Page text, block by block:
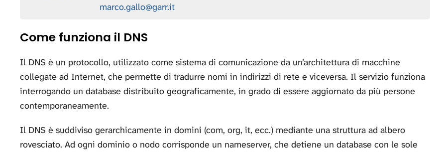
marco.gallo@garr.it
Come funziona il DNS
Il DNS è un protocollo, utilizzato come sistema di comunicazione da un’architettura di macchine
collegate ad Internet, che permette di tradurre nomi in indirizzi di rete e viceversa. Il servizio funziona
interrogando un database distribuito geograficamente, in grado di essere aggiornato da più persone
contemporaneamente.
Il DNS è suddiviso gerarchicamente in domini (com, org, it, ecc.) mediante una struttura ad albero
rovesciato. Ad ogni dominio o nodo corrisponde un nameserver, che detiene un database con le sole